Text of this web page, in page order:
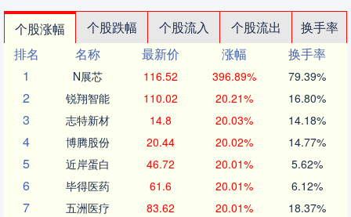
个股涨幅 个股跌幅 个股流入 个股流出
换手率
排名
名称 最新价 涨幅
换手率
1
N展芯 116.52 396.89% 79.39%
2 锐翔智能 110.02 20.21% 16.80%
3 志特新材 14.8 20.03% 14.18%
4 博腾股份 20.44 20.02% 14.77%
5 近岸蛋白 46.72 20.01% 5.62%
6 毕得医药 61.6 20.01% 6.12%
7 五洲医疗 83.62 20.01% 18.37%